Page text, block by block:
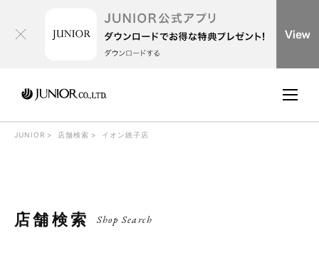
JUNIOR 店舗検索 イオン銚子店
店舗検索 Shop Search